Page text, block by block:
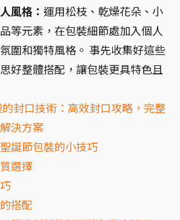
風格： 運用松枝、乾燥花朵、小
等元素，在包裝細節處加入個人
圍和獨特風格。 事先收集好這些
好整體搭配，讓包裝更具特色且
封口技術：高效封口攻略，完整
決方案
誕節包裝的小技巧
選擇
搭配